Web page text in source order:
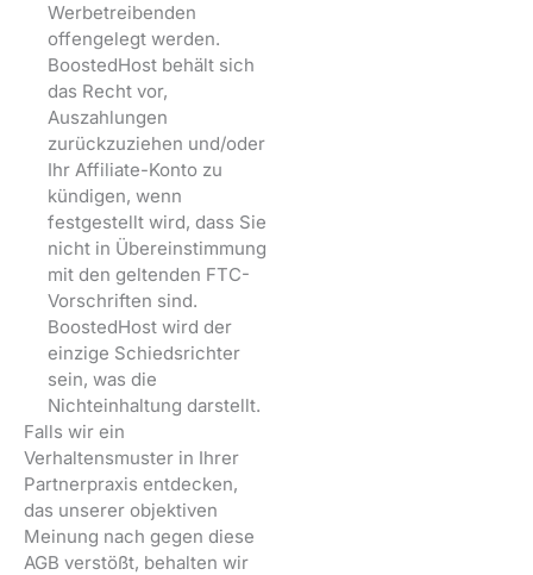
Werbetreibenden
offengelegt werden.
BoostedHost behält sich
das Recht vor,
Auszahlungen
zurückzuziehen und/oder
Ihr Affiliate-Konto zu
kündigen, wenn
festgestellt wird, dass Sie
nicht in Übereinstimmung
mit den geltenden FTC-
Vorschriften sind.
BoostedHost wird der
einzige Schiedsrichter
sein, was die
Nichteinhaltung darstellt.
Falls wir ein
Verhaltensmuster in Ihrer
Partnerpraxis entdecken,
das unserer objektiven
Meinung nach gegen diese
AGB verstößt, behalten wir